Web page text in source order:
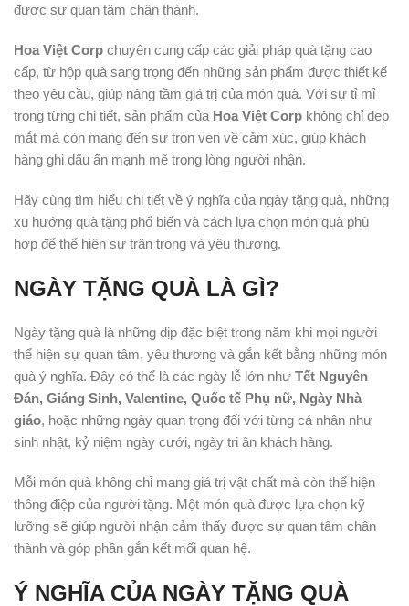
được sự quan tâm chân thành.
Hoa Việt Corp chuyên cung cấp các giải pháp quà tặng cao
cấp, từ hộp quà sang trọng đến những sản phẩm được thiết kế
theo yêu cầu, giúp nâng tầm giá trị của món quà. Với sự tỉ mỉ
trong từng chi tiết, sản phẩm của Hoa Việt Corp không chỉ đẹp
mắt mà còn mang đến sự trọn vẹn về cảm xúc, giúp khách
hàng ghi dấu ấn mạnh mẽ trong lòng người nhận.
Hãy cùng tìm hiểu chi tiết về ý nghĩa của ngày tặng quà, những
xu hướng quà tặng phổ biến và cách lựa chọn món quà phù
hợp để thể hiện sự trân trọng và yêu thương.
NGÀY TẶNG QUÀ LÀ GÌ?
Ngày tặng quà là những dịp đặc biệt trong năm khi mọi người
thể hiện sự quan tâm, yêu thương và gắn kết bằng những món
quà ý nghĩa. Đây có thể là các ngày lễ lớn như Tết Nguyên
Đán, Giáng Sinh, Valentine, Quốc tế Phụ nữ, Ngày Nhà
giáo, hoặc những ngày quan trọng đối với từng cá nhân như
sinh nhật, kỷ niệm ngày cưới, ngày tri ân khách hàng.
Mỗi món quà không chỉ mang giá trị vật chất mà còn thể hiện
thông điệp của người tặng. Một món quà được lựa chọn kỹ
lưỡng sẽ giúp người nhận cảm thấy được sự quan tâm chân
thành và góp phần gắn kết mối quan hệ.
Ý NGHĨA CỦA NGÀY TẶNG QUÀ